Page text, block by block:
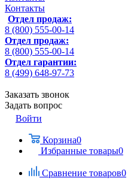
Контакты
Отдел продаж:
8 (800) 555-00-14
Отдел продаж:
8 (800) 555-00-14
Отдел гарантии:
8 (499) 648-97-73
Заказать звонок
Задать вопрос
Войти
Корзина0
Избранные товары0
Сравнение товаров0